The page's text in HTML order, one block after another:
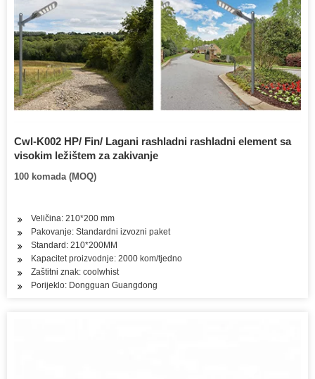
Cwl-K002 HP/ Fin/ Lagani rashladni rashladni element sa
visokim ležištem za zakivanje
100 komada (MOQ)
Veličina: 210*200 mm
Pakovanje: Standardni izvozni paket
Standard: 210*200MM
Kapacitet proizvodnje: 2000 kom/tjedno
Zaštitni znak: coolwhist
Porijeklo: Dongguan Guangdong